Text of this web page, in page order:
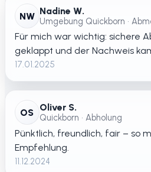
NW Nadine W.
Umgebung Quickborn •
Für mich war wichtig: sichere
geklappt und der Nachweis
17.01.2025
OS Oliver S.
Quickborn • Abholung
Pünktlich, freundlich, fair – so
Empfehlung.
11.12.2024